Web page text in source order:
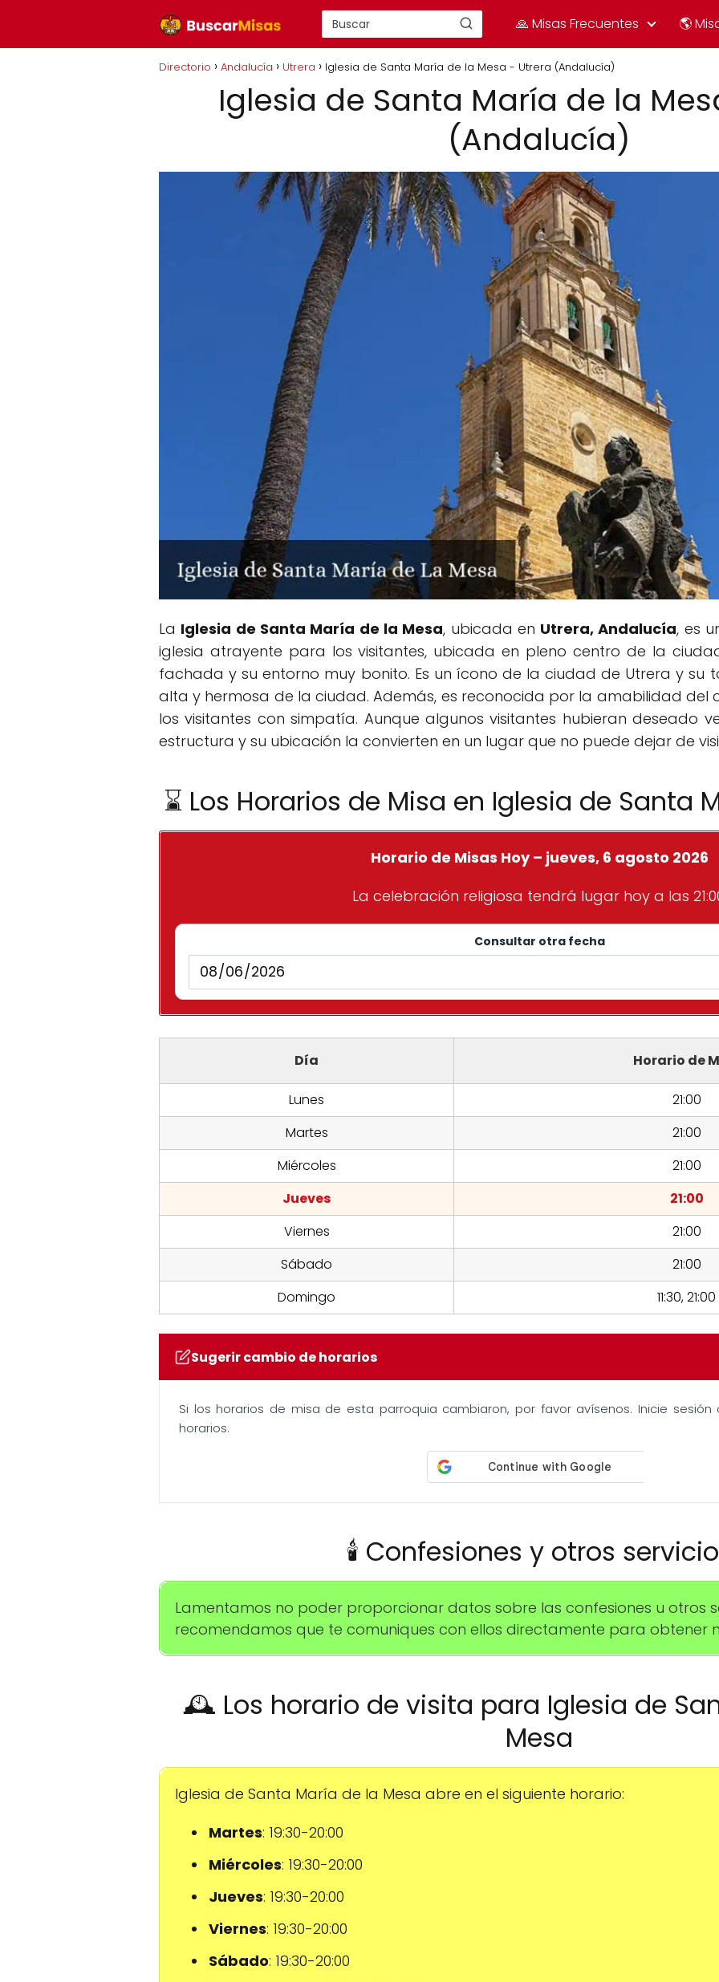
🙏 Misas Frecuentes 🌎
Directorio Andalucía Utrera Iglesia de Santa María de la Mesa - Utrera (Andalucía)
Iglesia de Santa María de la
(Andalucía)
La Iglesia de Santa María de la Mesa, ubicada en Utrera, Andalucía, es
iglesia atrayente para los visitantes, ubicada en pleno centro de la
fachada y su entorno muy bonito. Es un ícono de la ciudad de Utrera y su
alta y hermosa de la ciudad. Además, es reconocida por la amabilidad del
los visitantes con simpatía. Aunque algunos visitantes hubieran deseado
estructura y su ubicación la convierten en un lugar que no puede dejar de
⌛ Los Horarios de Misa en Iglesia de Santa
Horario de Misas Hoy – jueves, 6 agosto 2026
La celebración religiosa tendrá lugar hoy a las
Consultar otra fecha
Día Horario de
Lunes
21:00
Martes
21:00
Miércoles
21:00
Jueves
21:00
Viernes
21:00
Sábado
21:00
Domingo
11:30, 21:00
Sugerir cambio de horarios
Si los horarios de misa de esta parroquia cambiaron, por favor avísenos. Inicie
horarios.
🕯️ Confesiones y otros
Lamentamos no poder proporcionar datos sobre las confesiones u otros
recomendamos que te comuniques con ellos directamente para obtener
🕰️ Los horario de visita para Iglesia de
Mesa
Iglesia de Santa María de la Mesa abre en el siguiente horario:
Martes: 19:30-20:00
Miércoles: 19:30-20:00
Jueves: 19:30-20:00
Viernes: 19:30-20:00
Sábado: 19:30-20:00